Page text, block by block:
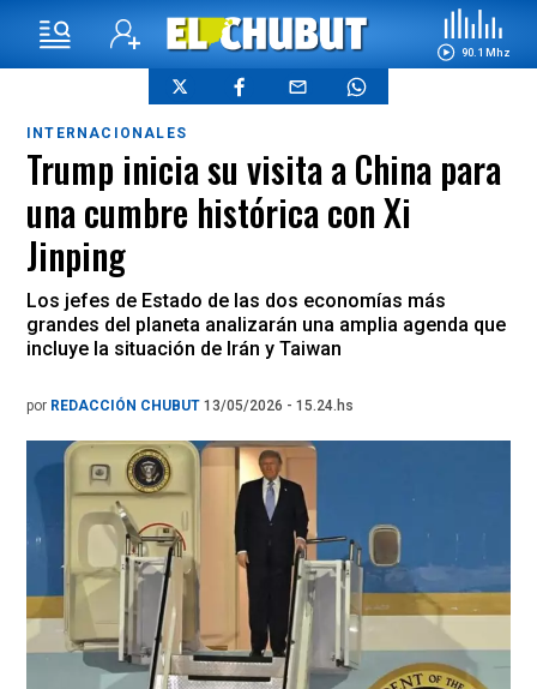
90.1 Mhz
INTERNACIONALES
Trump inicia su visita a China para
una cumbre histórica con Xi
Jinping
Los jefes de Estado de las dos economías más
grandes del planeta analizarán una amplia agenda que
incluye la situación de Irán y Taiwan
por REDACCIÓN CHUBUT 13/05/2026 - 15.24.hs